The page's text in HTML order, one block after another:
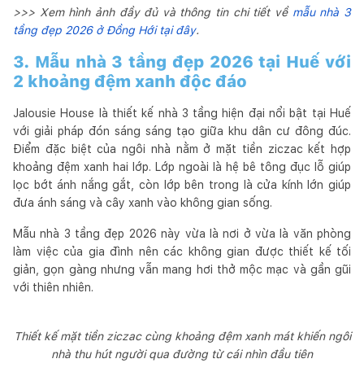
>>> Xem hình ảnh đầy đủ và thông tin chi tiết về mẫu nhà 3
tầng đẹp 2026 ở Đồng Hới tại đây.
3. Mẫu nhà 3 tầng đẹp 2026 tại Huế với
2 khoảng đệm xanh độc đáo
Jalousie House là thiết kế nhà 3 tầng hiện đại nổi bật tại Huế
với giải pháp đón sáng sáng tạo giữa khu dân cư đông đúc.
Điểm đặc biệt của ngôi nhà nằm ở mặt tiền ziczac kết hợp
khoảng đệm xanh hai lớp. Lớp ngoài là hệ bê tông đục lỗ giúp
lọc bớt ánh nắng gắt, còn lớp bên trong là cửa kính lớn giúp
đưa ánh sáng và cây xanh vào không gian sống.
Mẫu nhà 3 tầng đẹp 2026 này vừa là nơi ở vừa là văn phòng
làm việc của gia đình nên các không gian được thiết kế tối
giản, gọn gàng nhưng vẫn mang hơi thở mộc mạc và gần gũi
với thiên nhiên.
Thiết kế mặt tiền ziczac cùng khoảng đệm xanh mát khiến ngôi
nhà thu hút người qua đường từ cái nhìn đầu tiên